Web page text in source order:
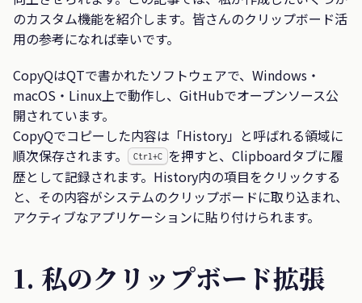
のカスタム機能を紹介します。皆さんのクリップボード活
用の参考になれば幸いです。
CopyQはQTで書かれたソフトウェアで、Windows・
macOS・Linux上で動作し、GitHubでオープンソース公
開されています。
CopyQでコピーした内容は「History」と呼ばれる領域に
順次保存されます。
Ctrl+C
を押すと、Clipboardタブに履
歴として記録されます。History内の項目をクリックする
と、その内容がシステムのクリップボードに取り込まれ、
アクティブなアプリケーションに貼り付けられます。
1. 私のクリップボード拡張